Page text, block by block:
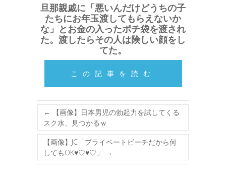
旦那親戚に「悪いんだけどうちの子
たちにお年玉渡してもらえないか
な」とお金の入ったポチ袋を渡され
た。渡したらその人は険しい顔をし
てた。
この記事を読む
←
【画像】日本男児の勃起力を試してくる
スク水、見つかるｗ
【画像】JC「プライベートビーチだから何
してもOK♥♡♥♡」
→